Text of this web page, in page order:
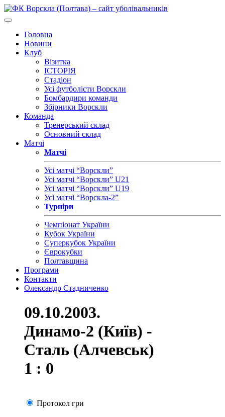
Головна
Новини
Клуб
Візитка
ІСТОРІЯ
Стадіон
Усі футболісти Ворскли
Бомбардири команди
Збірники Ворскли
Команда
Тренерський склад
Основний склад
Матчі
Матчі
Усі матчі “Ворскли”
Усі матчі “Ворскли” U21
Усі матчі “Ворскли” U19
Усі матчі “Ворскла-2”
Турніри
Чемпіонат України
Кубок України
Суперкубок України
Єврокубки
Полтавщина
Програми
Контакти
Олександр Стадниченко
09.10.2003.
Динамо-2 (Київ) -
Сталь (Алчевськ)
1 : 0
Протокол гри